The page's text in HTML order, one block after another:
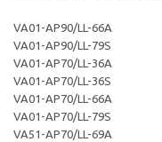
VA01-AP90/LL-66A
VA01-AP90/LL-79S
VA01-AP70/LL-36A
VA01-AP70/LL-36S
VA01-AP70/LL-66A
VA01-AP70/LL-79S
VA51-AP70/LL-69A